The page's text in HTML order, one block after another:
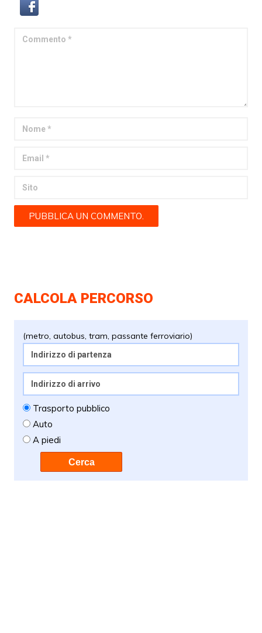
CALCOLA PERCORSO
(metro, autobus, tram, passante ferroviario)
Trasporto pubblico
Auto
A piedi
Cerca